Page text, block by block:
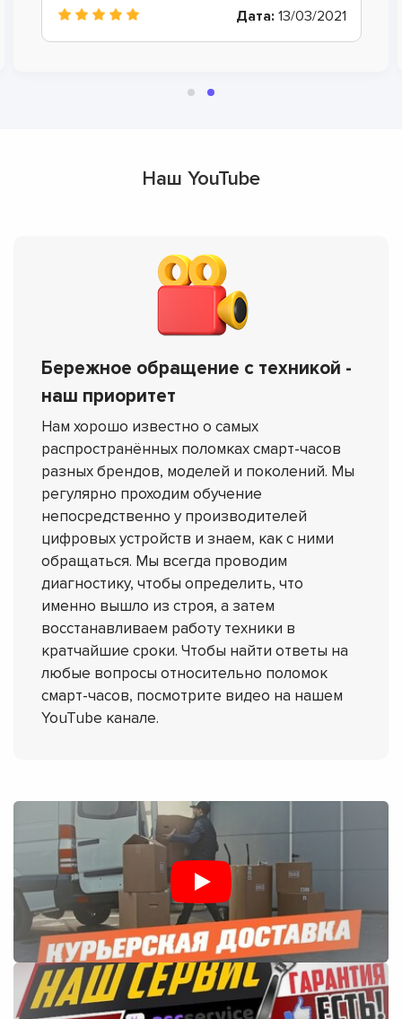
Дата:25/09/2021
Наш YouTube
Бережное обращение с техникой -
наш приоритет
Нам хорошо известно о самых
распространённых поломках смарт-часов
разных брендов, моделей и поколений. Мы
регулярно проходим обучение
непосредственно у производителей
цифровых устройств и знаем, как с ними
обращаться. Мы всегда проводим
диагностику, чтобы определить, что
именно вышло из строя, а затем
восстанавливаем работу техники в
кратчайшие сроки. Чтобы найти ответы на
любые вопросы относительно поломок
смарт-часов, посмотрите видео на нашем
YouTube канале.